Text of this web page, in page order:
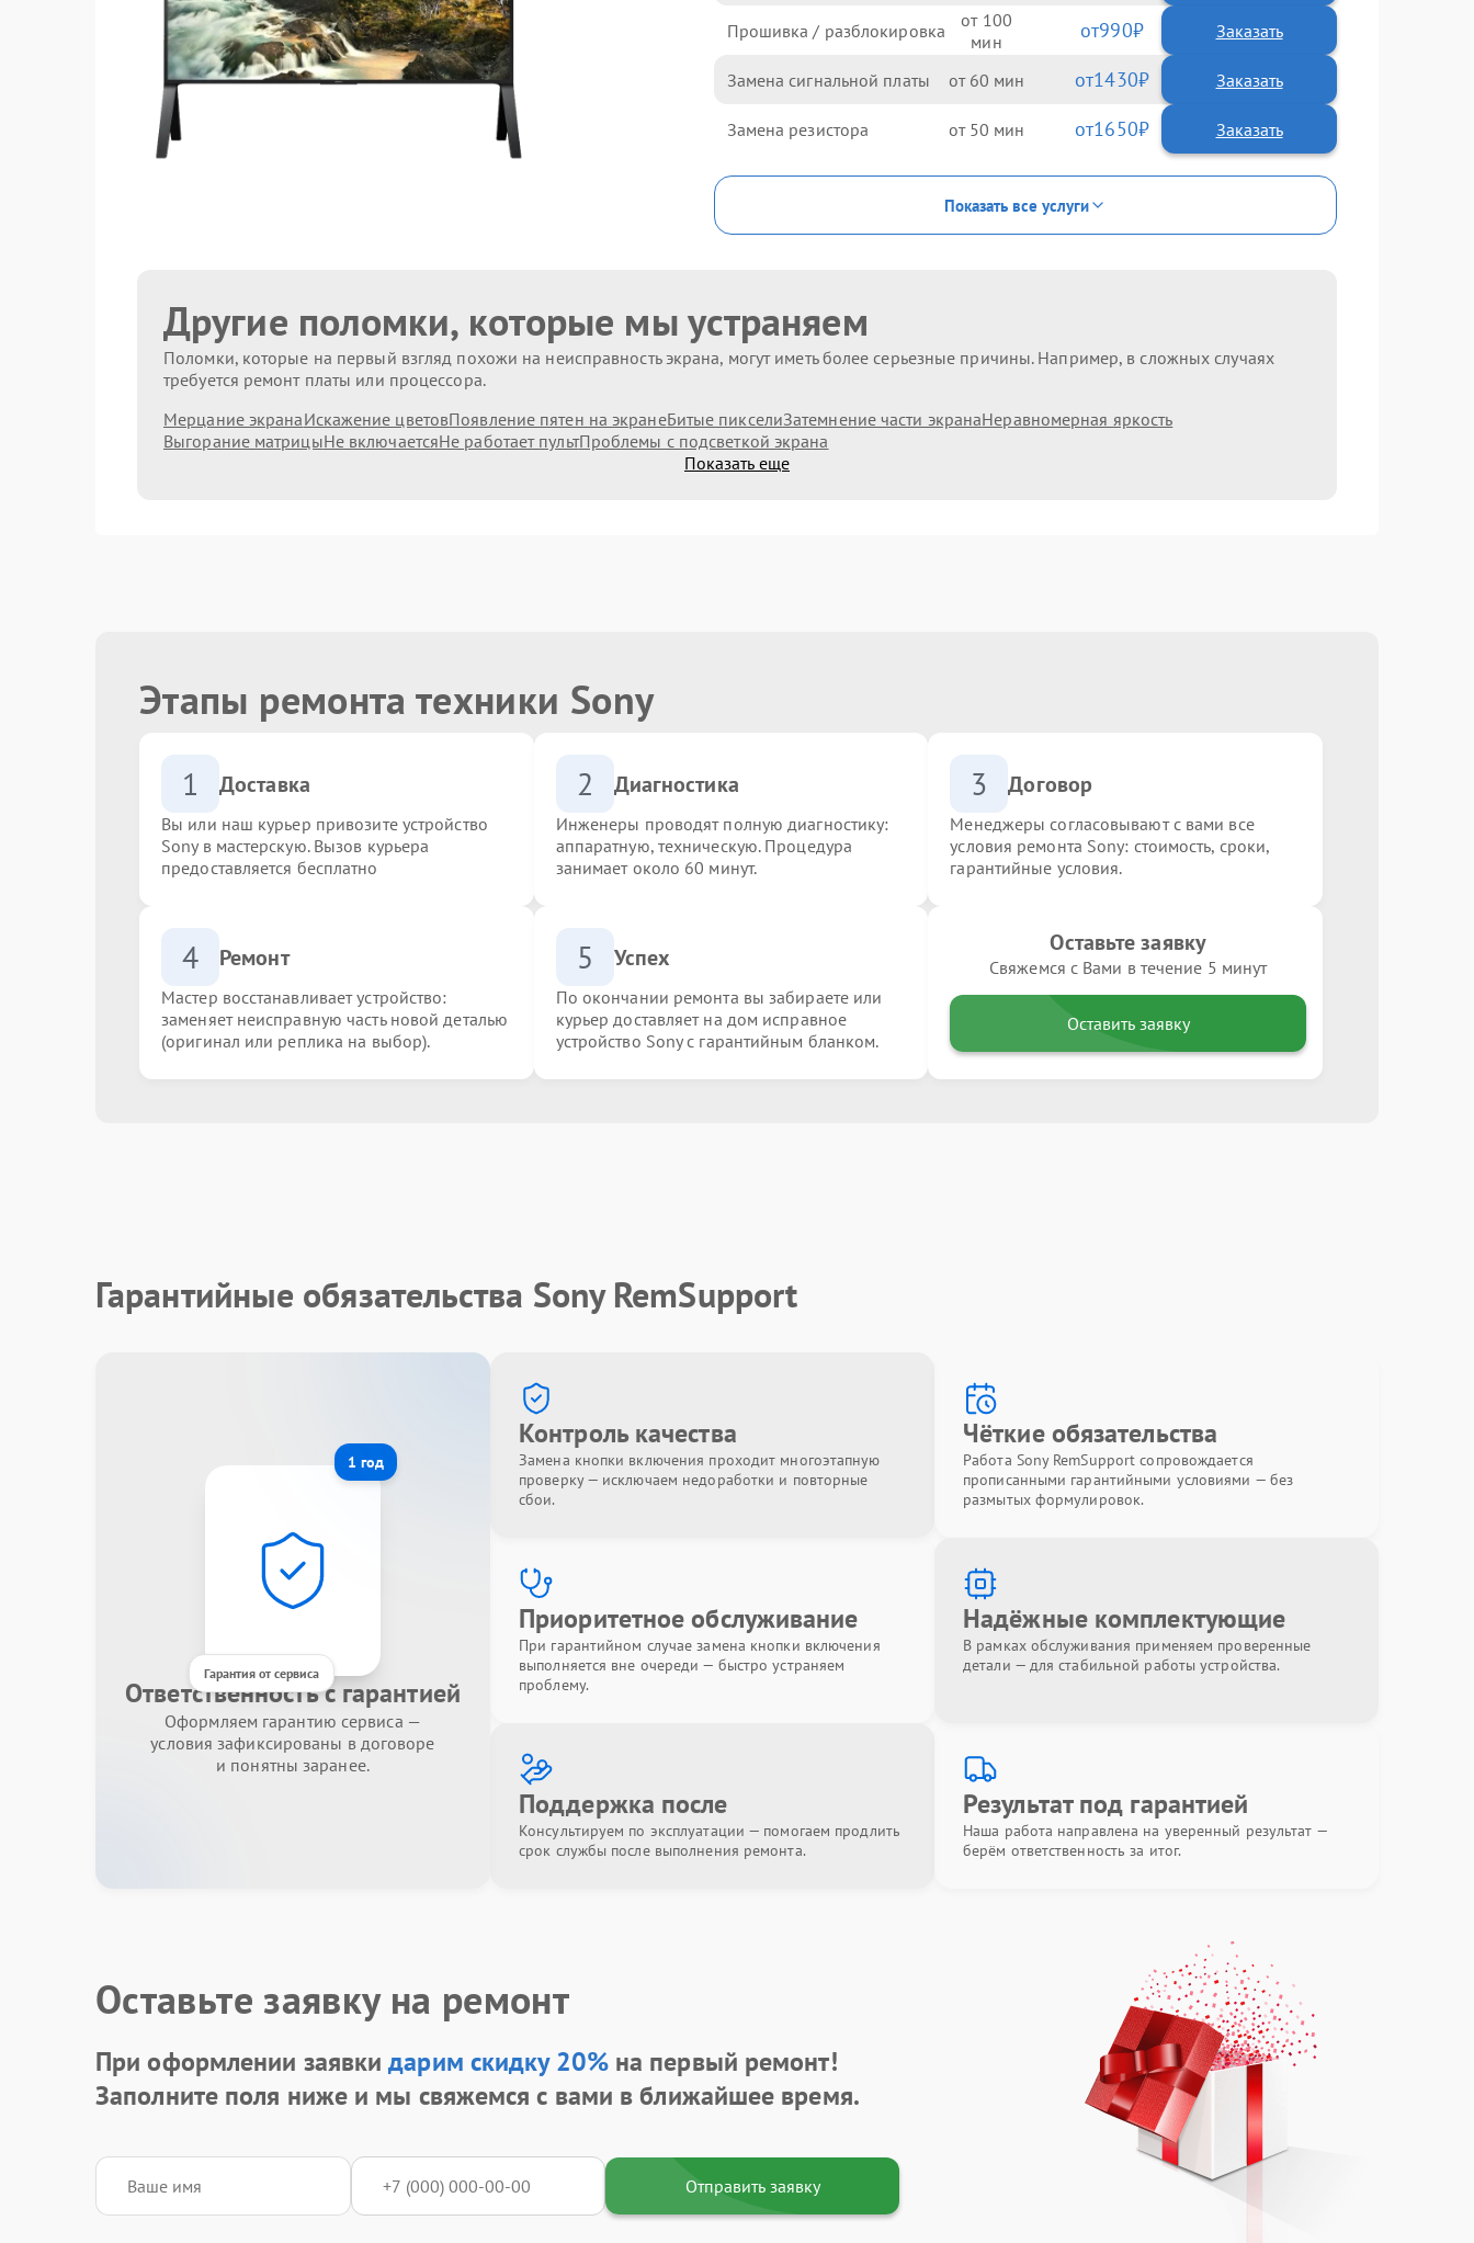
Прошивка / разблокировка 100 990
Замена сигнальной платы 60 1430
Замена резистора 50 1650
Показать все услуги
Другие поломки, которые мы устраняем
Поломки, которые на первый взгляд похожи на неисправность экрана, могут иметь более серьезные причины. Например, в сложных случаях
требуется ремонт платы или процессора.
Мерцание экранаИскажение цветовПоявление пятен на экранеБитые пикселиЗатемнение части экранаНеравномерная яркость
Выгорание матрицыНе включаетсяНе работает пультПроблемы с подсветкой экрана
Показать еще
Этапы ремонта техники Sony
1 Доставка
Вы или наш курьер привозите устройство
Sony в мастерскую. Вызов курьера
предоставляется бесплатно
2 Диагностика
Инженеры проводят полную диагностику:
аппаратную, техническую. Процедура
занимает около 60 минут.
3 Договор
Менеджеры согласовывают с вами все
условия ремонта Sony: стоимость, сроки,
гарантийные условия.
4 Ремонт
Мастер восстанавливает устройство:
заменяет неисправную часть новой деталью
(оригинал или реплика на выбор).
5 Успех
По окончании ремонта вы забираете или
курьер доставляет на дом исправное
устройство Sony с гарантийным бланком.
Оставьте заявку
Свяжемся с Вами в течение 5 минут
Оставить заявку
Гарантийные обязательства Sony RemSupport
1 год
Гарантия от сервиса
Ответственность с гарантией
Оформляем гарантию сервиса —
условия зафиксированы в договоре
и понятны заранее.
Контроль качества
Замена кнопки включения проходит многоэтапную
проверку — исключаем недоработки и повторные
сбои.
Чёткие обязательства
Работа Sony RemSupport сопровождается
прописанными гарантийными условиями — без
размытых формулировок.
Приоритетное обслуживание
При гарантийном случае замена кнопки включения
выполняется вне очереди — быстро устраняем
проблему.
Надёжные комплектующие
В рамках обслуживания применяем проверенные
детали — для стабильной работы устройства.
Поддержка после
Консультируем по эксплуатации — помогаем продлить
срок службы после выполнения ремонта.
Результат под гарантией
Наша работа направлена на уверенный результат —
берём ответственность за итог.
Оставьте заявку на ремонт
При оформлении заявкидарим скидку 20%на первый ремонт!
Заполните поля ниже и мы свяжемся с вами в ближайшее время.
Отправить заявку